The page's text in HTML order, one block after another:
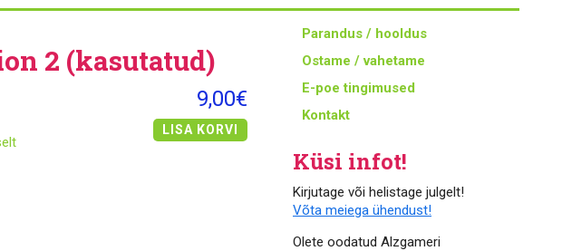
Parandus / hooldus
Ostame / vahetame
E-poe tingimused
Kontakt
Küsi infot!
Kirjutage või helistage julgelt!
Võta meiega ühendust!
Olete oodatud Alzgameri
2 (kasutatud)
9,00€
LISA KORVI